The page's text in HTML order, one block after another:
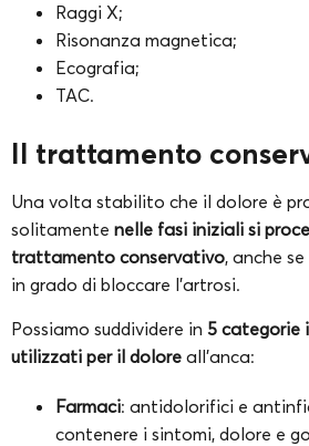
Raggi X;
Risonanza magnetica;
Ecografia;
TAC.
Il trattamento
Una volta stabilito che il dolore è
solitamente nelle fasi iniziali si
trattamento conservativo, anche
in grado di bloccare l’artrosi.
Possiamo suddividere in 5 categorie
utilizzati per il dolore all’anca:
Farmaci: antidolorifici e
contenere i sintomi, dolore e